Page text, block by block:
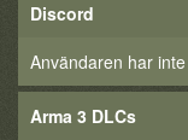
Discord
Användaren har
Arma 3 DLCs